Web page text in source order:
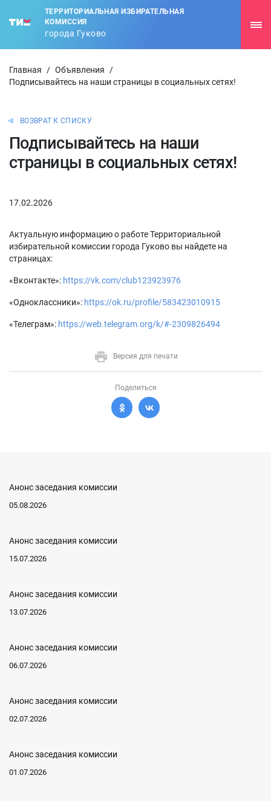
ТЕРРИТОРИАЛЬНАЯ ИЗБИРАТЕЛЬНАЯ
КОМИССИЯ
города Гуково
Главная / Объявления
/
Подписывайтесь на наши страницы в социальных сетях!
ВОЗВРАТ К СПИСКУ
Подписывайтесь на наши
страницы в социальных сетях!
17.02.2026
Актуальную информацию о работе Территориальной
избирательной комиссии города Гуково вы найдете на
страницах:
«Вконтакте»: https://vk.com/club123923976
«Одноклассники»: https://ok.ru/profile/583423010915
«Телеграм»: https://web.telegram.org/k/#-2309826494
Версия для печати
Поделиться
Анонс заседания комиссии
05.08.2026
Анонс заседания комиссии
15.07.2026
Анонс заседания комиссии
13.07.2026
Анонс заседания комиссии
06.07.2026
Анонс заседания комиссии
02.07.2026
Анонс заседания комиссии
01.07.2026